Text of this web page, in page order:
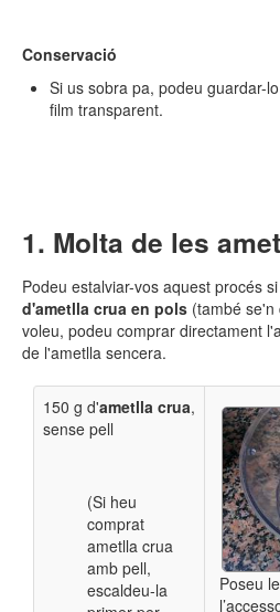
Conservació
Si us sobra pa, podeu guardar-
film transparent.
Molta de les
Podeu estalviar-vos aquest procés
d'ametlla crua en pols (també se'n
voleu, podeu comprar directament
de l'ametlla sencera.
150 g d'ametlla crua,
sense pell
(Si heu
comprat
ametlla crua
amb pell,
escaldeu-la
Poseu